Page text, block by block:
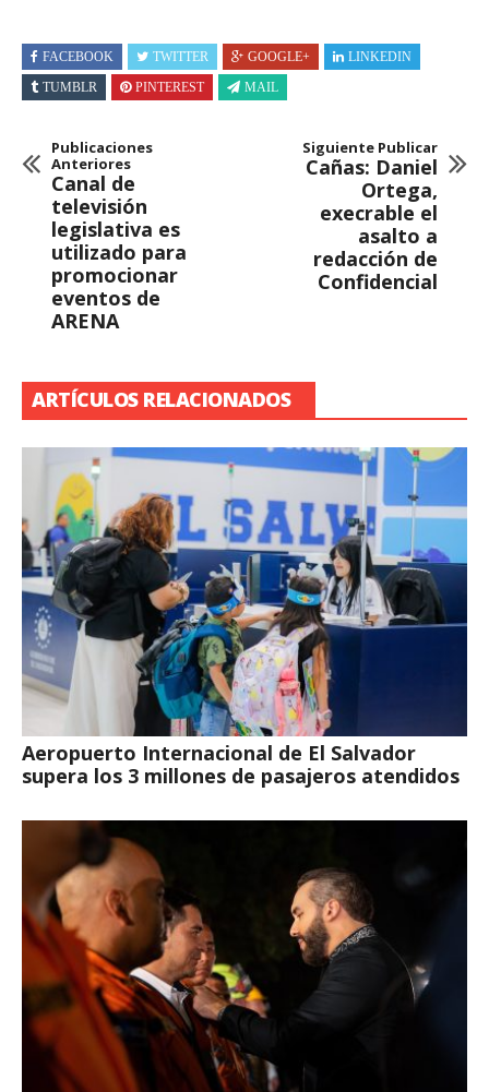
FACEBOOK TWITTER GOOGLE+
LINKEDIN
TUMBLR
PINTEREST MAIL
Publicaciones
Anteriores
Canal de
televisión
legislativa es
utilizado para
promocionar
eventos de
ARENA
Siguiente Publicar
Cañas: Daniel
Ortega,
execrable el
asalto a
redacción de
Confidencial
ARTÍCULOS RELACIONADOS
Aeropuerto Internacional de El Salvador
supera los 3 millones de pasajeros atendidos